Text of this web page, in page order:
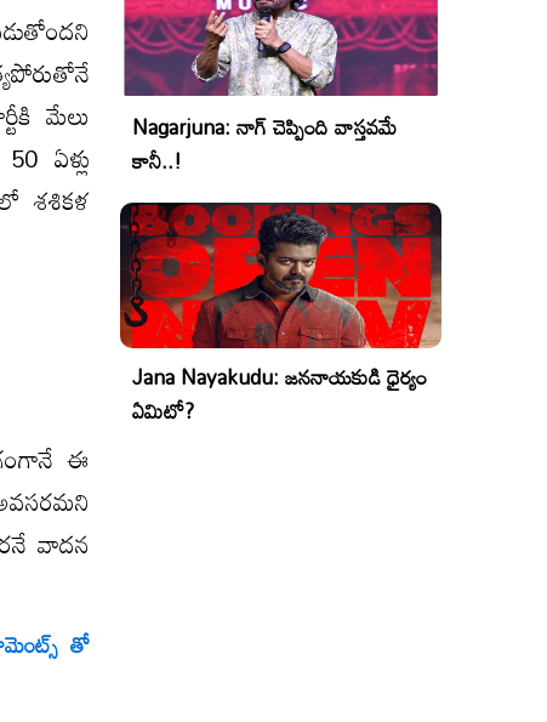
మేలు
ఏళ్లు
శశికళ
ఈ
వాదన
తో
Nagarjuna: నాగ్ చెప్పింది వాస్తవమే
కానీ..!
Jana Nayakudu: జననాయకుడి ధైర్యం
ఏమిటో?